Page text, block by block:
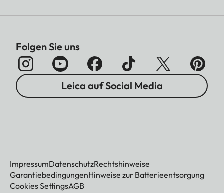
Folgen Sie uns
Leica auf Social Media
ImpressumDatenschutzRechtshinweise
GarantiebedingungenHinweise zur Batterieentsorgung
Cookies SettingsAGB